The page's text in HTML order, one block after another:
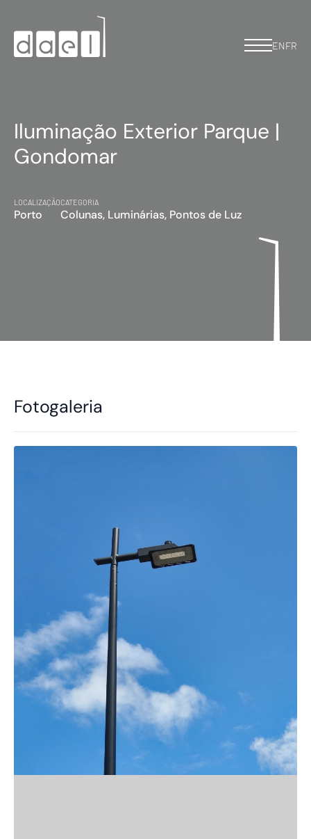
ENFR
Iluminação Exterior Parque |
Gondomar
LOCALIZAÇÃO
Porto
CATEGORIA
Colunas, Luminárias, Pontos de Luz
Fotogaleria